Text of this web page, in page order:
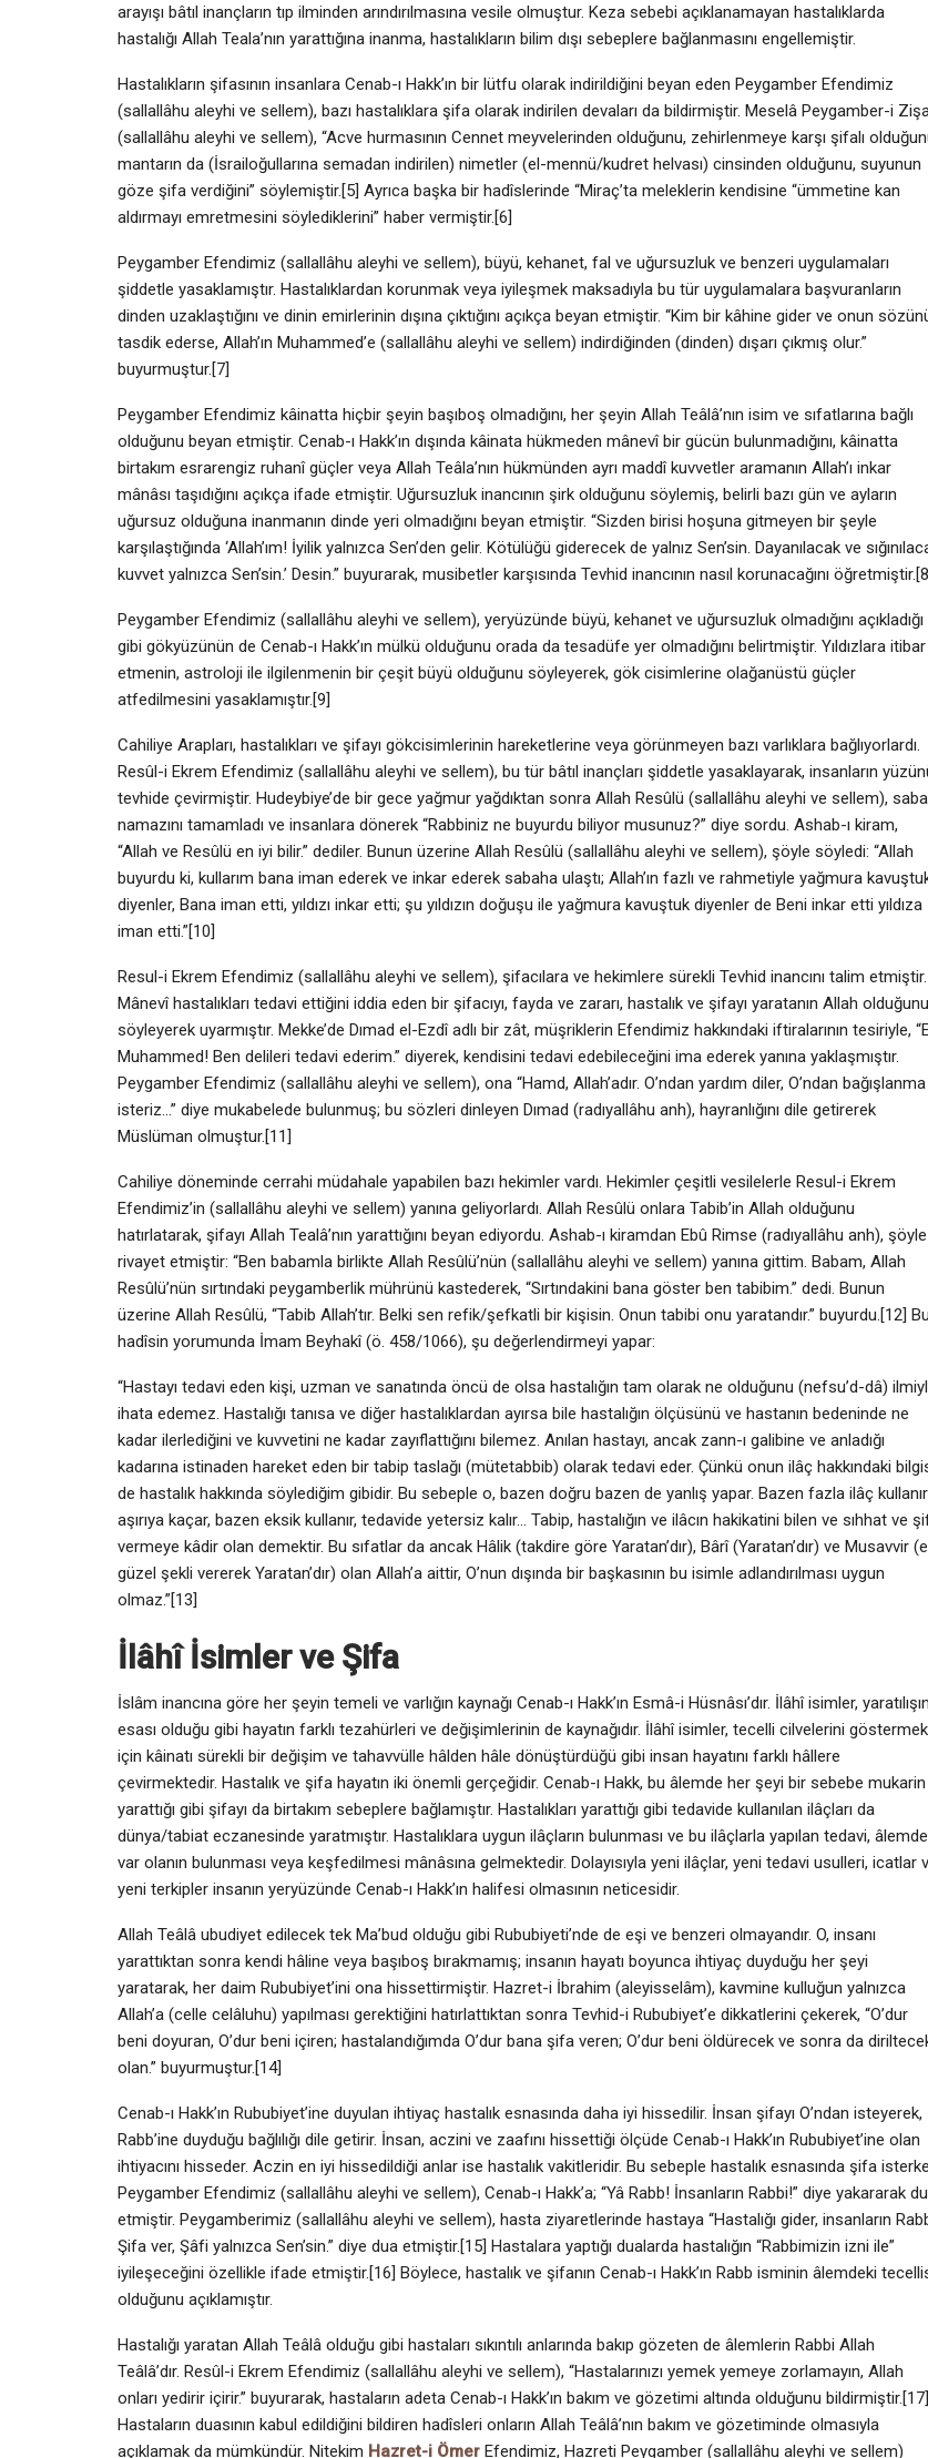
arayışı bâtıl inançların tıp ilminden arındırılmasına vesile olmuştur. Keza sebebi açıklanamayan hastalıklarda
hastalığı Allah Teala’nın yarattığına inanma, hastalıkların bilim dışı sebeplere bağlanmasını engellemiştir.
Hastalıkların şifasının insanlara Cenab-ı Hakk’ın bir lütfu olarak indirildiğini beyan eden Peygamber Efendimiz
(sallallâhu aleyhi ve sellem), bazı hastalıklara şifa olarak indirilen devaları da bildirmiştir. Meselâ Peygamber-i
(sallallâhu aleyhi ve sellem), “Acve hurmasının Cennet meyvelerinden olduğunu, zehirlenmeye karşı şifalı
mantarın da (İsrailoğullarına semadan indirilen) nimetler (el-mennü/kudret helvası) cinsinden olduğunu, suyunun
göze şifa verdiğini” söylemiştir.[5] Ayrıca başka bir hadîslerinde “Miraç’ta meleklerin kendisine “ümmetine kan
aldırmayı emretmesini söylediklerini” haber vermiştir.[6]
Peygamber Efendimiz (sallallâhu aleyhi ve sellem), büyü, kehanet, fal ve uğursuzluk ve benzeri uygulamaları
şiddetle yasaklamıştır. Hastalıklardan korunmak veya iyileşmek maksadıyla bu tür uygulamalara başvuranların
dinden uzaklaştığını ve dinin emirlerinin dışına çıktığını açıkça beyan etmiştir. “Kim bir kâhine gider ve onun
tasdik ederse, Allah’ın Muhammed’e (sallallâhu aleyhi ve sellem) indirdiğinden (dinden) dışarı çıkmış olur.”
buyurmuştur.[7]
Peygamber Efendimiz kâinatta hiçbir şeyin başıboş olmadığını, her şeyin Allah Teâlâ’nın isim ve sıfatlarına bağlı
olduğunu beyan etmiştir. Cenab-ı Hakk’ın dışında kâinata hükmeden mânevî bir gücün bulunmadığını, kâinatta
birtakım esrarengiz ruhanî güçler veya Allah Teâla’nın hükmünden ayrı maddî kuvvetler aramanın Allah’ı inkar
mânâsı taşıdığını açıkça ifade etmiştir. Uğursuzluk inancının şirk olduğunu söylemiş, belirli bazı gün ve ayların
uğursuz olduğuna inanmanın dinde yeri olmadığını beyan etmiştir. “Sizden birisi hoşuna gitmeyen bir şeyle
karşılaştığında ‘Allah’ım! İyilik yalnızca Sen’den gelir. Kötülüğü giderecek de yalnız Sen’sin. Dayanılacak ve
kuvvet yalnızca Sen’sin.’ Desin.” buyurarak, musibetler karşısında Tevhid inancının nasıl korunacağını
Peygamber Efendimiz (sallallâhu aleyhi ve sellem), yeryüzünde büyü, kehanet ve uğursuzluk olmadığını açıkladığı
gibi gökyüzünün de Cenab-ı Hakk’ın mülkü olduğunu orada da tesadüfe yer olmadığını belirtmiştir. Yıldızlara itibar
etmenin, astroloji ile ilgilenmenin bir çeşit büyü olduğunu söyleyerek, gök cisimlerine olağanüstü güçler
atfedilmesini yasaklamıştır.[9]
Cahiliye Arapları, hastalıkları ve şifayı gökcisimlerinin hareketlerine veya görünmeyen bazı varlıklara bağlıyorlardı.
Resûl-i Ekrem Efendimiz (sallallâhu aleyhi ve sellem), bu tür bâtıl inançları şiddetle yasaklayarak, insanların
tevhide çevirmiştir. Hudeybiye’de bir gece yağmur yağdıktan sonra Allah Resûlü (sallallâhu aleyhi ve sellem),
namazını tamamladı ve insanlara dönerek “Rabbiniz ne buyurdu biliyor musunuz?” diye sordu. Ashab-ı kiram,
“Allah ve Resûlü en iyi bilir.” dediler. Bunun üzerine Allah Resûlü (sallallâhu aleyhi ve sellem), şöyle söyledi: “Allah
buyurdu ki, kullarım bana iman ederek ve inkar ederek sabaha ulaştı; Allah’ın fazlı ve rahmetiyle yağmura
diyenler, Bana iman etti, yıldızı inkar etti; şu yıldızın doğuşu ile yağmura kavuştuk diyenler de Beni inkar etti yıldıza
iman etti.”[10]
Resul-i Ekrem Efendimiz (sallallâhu aleyhi ve sellem), şifacılara ve hekimlere sürekli Tevhid inancını talim etmiştir.
Mânevî hastalıkları tedavi ettiğini iddia eden bir şifacıyı, fayda ve zararı, hastalık ve şifayı yaratanın Allah olduğunu
söyleyerek uyarmıştır. Mekke’de Dımad el-Ezdî adlı bir zât, müşriklerin Efendimiz hakkındaki iftiralarının tesiriyle,
Muhammed! Ben delileri tedavi ederim.” diyerek, kendisini tedavi edebileceğini ima ederek yanına yaklaşmıştır.
Peygamber Efendimiz (sallallâhu aleyhi ve sellem), ona “Hamd, Allah’adır. O’ndan yardım diler, O’ndan bağışlanma
isteriz…” diye mukabelede bulunmuş; bu sözleri dinleyen Dımad (radıyallâhu anh), hayranlığını dile getirerek
Müslüman olmuştur.[11]
Cahiliye döneminde cerrahi müdahale yapabilen bazı hekimler vardı. Hekimler çeşitli vesilelerle Resul-i Ekrem
Efendimiz’in (sallallâhu aleyhi ve sellem) yanına geliyorlardı. Allah Resûlü onlara Tabib’in Allah olduğunu
hatırlatarak, şifayı Allah Tealâ’nın yarattığını beyan ediyordu. Ashab-ı kiramdan Ebû Rimse (radıyallâhu anh), şöyle
rivayet etmiştir: “Ben babamla birlikte Allah Resûlü’nün (sallallâhu aleyhi ve sellem) yanına gittim. Babam, Allah
Resûlü’nün sırtındaki peygamberlik mührünü kastederek, “Sırtındakini bana göster ben tabibim.” dedi. Bunun
üzerine Allah Resûlü, “Tabib Allah’tır. Belki sen refik/şefkatli bir kişisin. Onun tabibi onu yaratandır.” buyurdu.[12] Bu
hadîsin yorumunda İmam Beyhakî (ö. 458/1066), şu değerlendirmeyi yapar:
“Hastayı tedavi eden kişi, uzman ve sanatında öncü de olsa hastalığın tam olarak ne olduğunu (nefsu’d-dâ)
ihata edemez. Hastalığı tanısa ve diğer hastalıklardan ayırsa bile hastalığın ölçüsünü ve hastanın bedeninde ne
kadar ilerlediğini ve kuvvetini ne kadar zayıflattığını bilemez. Anılan hastayı, ancak zann-ı galibine ve anladığı
kadarına istinaden hareket eden bir tabip taslağı (mütetabbib) olarak tedavi eder. Çünkü onun ilâç hakkındaki
de hastalık hakkında söylediğim gibidir. Bu sebeple o, bazen doğru bazen de yanlış yapar. Bazen fazla ilâç kullanır
aşırıya kaçar, bazen eksik kullanır, tedavide yetersiz kalır… Tabip, hastalığın ve ilâcın hakikatini bilen ve sıhhat ve
vermeye kâdir olan demektir. Bu sıfatlar da ancak Hâlik (takdire göre Yaratan’dır), Bârî (Yaratan’dır) ve Musavvir
güzel şekli vererek Yaratan’dır) olan Allah’a aittir, O’nun dışında bir başkasının bu isimle adlandırılması uygun
olmaz.”[13]
İlâhî İsimler ve Şifa
İslâm inancına göre her şeyin temeli ve varlığın kaynağı Cenab-ı Hakk’ın Esmâ-i Hüsnâsı’dır. İlâhî isimler, yaratılışın
esası olduğu gibi hayatın farklı tezahürleri ve değişimlerinin de kaynağıdır. İlâhî isimler, tecelli cilvelerini göstermek
için kâinatı sürekli bir değişim ve tahavvülle hâlden hâle dönüştürdüğü gibi insan hayatını farklı hâllere
çevirmektedir. Hastalık ve şifa hayatın iki önemli gerçeğidir. Cenab-ı Hakk, bu âlemde her şeyi bir sebebe mukarin
yarattığı gibi şifayı da birtakım sebeplere bağlamıştır. Hastalıkları yarattığı gibi tedavide kullanılan ilâçları da
dünya/tabiat eczanesinde yaratmıştır. Hastalıklara uygun ilâçların bulunması ve bu ilâçlarla yapılan tedavi, âlemde
var olanın bulunması veya keşfedilmesi mânâsına gelmektedir. Dolayısıyla yeni ilâçlar, yeni tedavi usulleri, icatlar
yeni terkipler insanın yeryüzünde Cenab-ı Hakk’ın halifesi olmasının neticesidir.
Allah Teâlâ ubudiyet edilecek tek Ma’bud olduğu gibi Rububiyeti’nde de eşi ve benzeri olmayandır. O, insanı
yarattıktan sonra kendi hâline veya başıboş bırakmamış; insanın hayatı boyunca ihtiyaç duyduğu her şeyi
yaratarak, her daim Rububiyet’ini ona hissettirmiştir. Hazret-i İbrahim (aleyisselâm), kavmine kulluğun yalnızca
Allah’a (celle celâluhu) yapılması gerektiğini hatırlattıktan sonra Tevhid-i Rububiyet’e dikkatlerini çekerek, “O’dur
beni doyuran, O’dur beni içiren; hastalandığımda O’dur bana şifa veren; O’dur beni öldürecek ve sonra da
olan.” buyurmuştur.[14]
Cenab-ı Hakk’ın Rububiyet’ine duyulan ihtiyaç hastalık esnasında daha iyi hissedilir. İnsan şifayı O’ndan isteyerek,
Rabb’ine duyduğu bağlılığı dile getirir. İnsan, aczini ve zaafını hissettiği ölçüde Cenab-ı Hakk’ın Rububiyet’ine olan
ihtiyacını hisseder. Aczin en iyi hissedildiği anlar ise hastalık vakitleridir. Bu sebeple hastalık esnasında şifa
Peygamber Efendimiz (sallallâhu aleyhi ve sellem), Cenab-ı Hakk’a; “Yâ Rabb! İnsanların Rabbi!” diye yakararak
etmiştir. Peygamberimiz (sallallâhu aleyhi ve sellem), hasta ziyaretlerinde hastaya “Hastalığı gider, insanların
Şifa ver, Şâfi yalnızca Sen’sin.” diye dua etmiştir.[15] Hastalara yaptığı dualarda hastalığın “Rabbimizin izni ile”
iyileşeceğini özellikle ifade etmiştir.[16] Böylece, hastalık ve şifanın Cenab-ı Hakk’ın Rabb isminin âlemdeki
olduğunu açıklamıştır.
Hastalığı yaratan Allah Teâlâ olduğu gibi hastaları sıkıntılı anlarında bakıp gözeten de âlemlerin Rabbi Allah
Teâlâ’dır. Resûl-i Ekrem Efendimiz (sallallâhu aleyhi ve sellem), “Hastalarınızı yemek yemeye zorlamayın, Allah
onları yedirir içirir.” buyurarak, hastaların adeta Cenab-ı Hakk’ın bakım ve gözetimi altında olduğunu bildirmiştir.[17]
Hastaların duasının kabul edildiğini bildiren hadîsleri onların Allah Teâlâ’nın bakım ve gözetiminde olmasıyla
açıklamak da mümkündür. Nitekim Hazret-i Ömer Efendimiz, Hazreti Peygamber (sallallâhu aleyhi ve sellem)